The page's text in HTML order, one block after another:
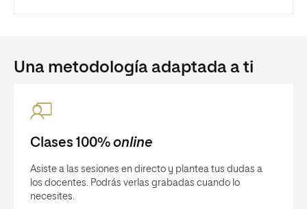
Una metodología adaptada a ti
Clases 100% online
Asiste a las sesiones en directo y plantea tus dudas a
los docentes. Podrás verlas grabadas cuando lo
necesites.